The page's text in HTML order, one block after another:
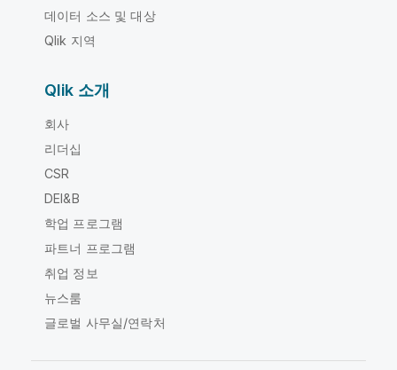
데이터 소스 및 대상
Qlik 지역
Qlik 소개
회사
리더십
CSR
DEI&B
학업 프로그램
파트너 프로그램
취업 정보
뉴스룸
글로벌 사무실/연락처